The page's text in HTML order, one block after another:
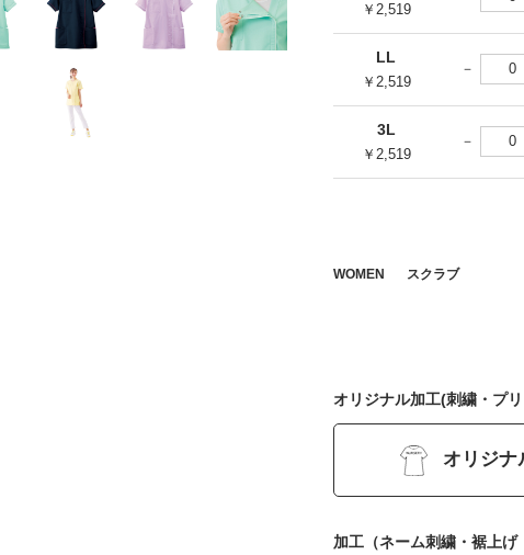
￥2,519
LL
￥2,519
3L
￥2,519
WOMEN スクラブ
オリジナル加工(刺繍・プ
オリジナ
加工（ネーム刺繍・裾上げ